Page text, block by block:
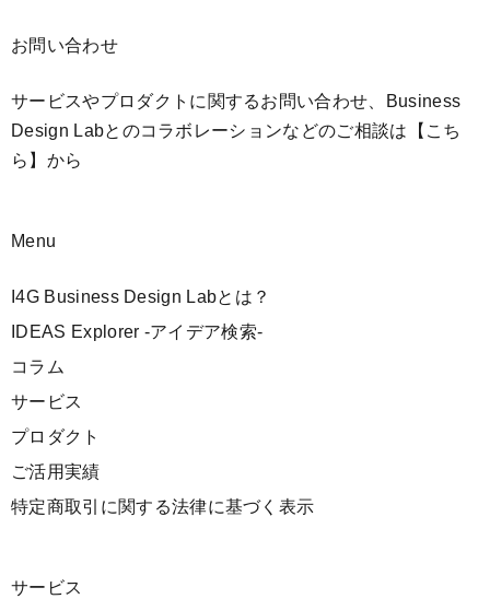
お問い合わせ
サービスやプロダクトに関するお問い合わせ、Business
Design Labとのコラボレーションなどのご相談は 【こち
ら】 から
Menu
I4G Business Design Labとは？
IDEAS Explorer -アイデア検索-
コラム
サービス
プロダクト
ご活用実績
特定商取引に関する法律に基づく表示
サービス